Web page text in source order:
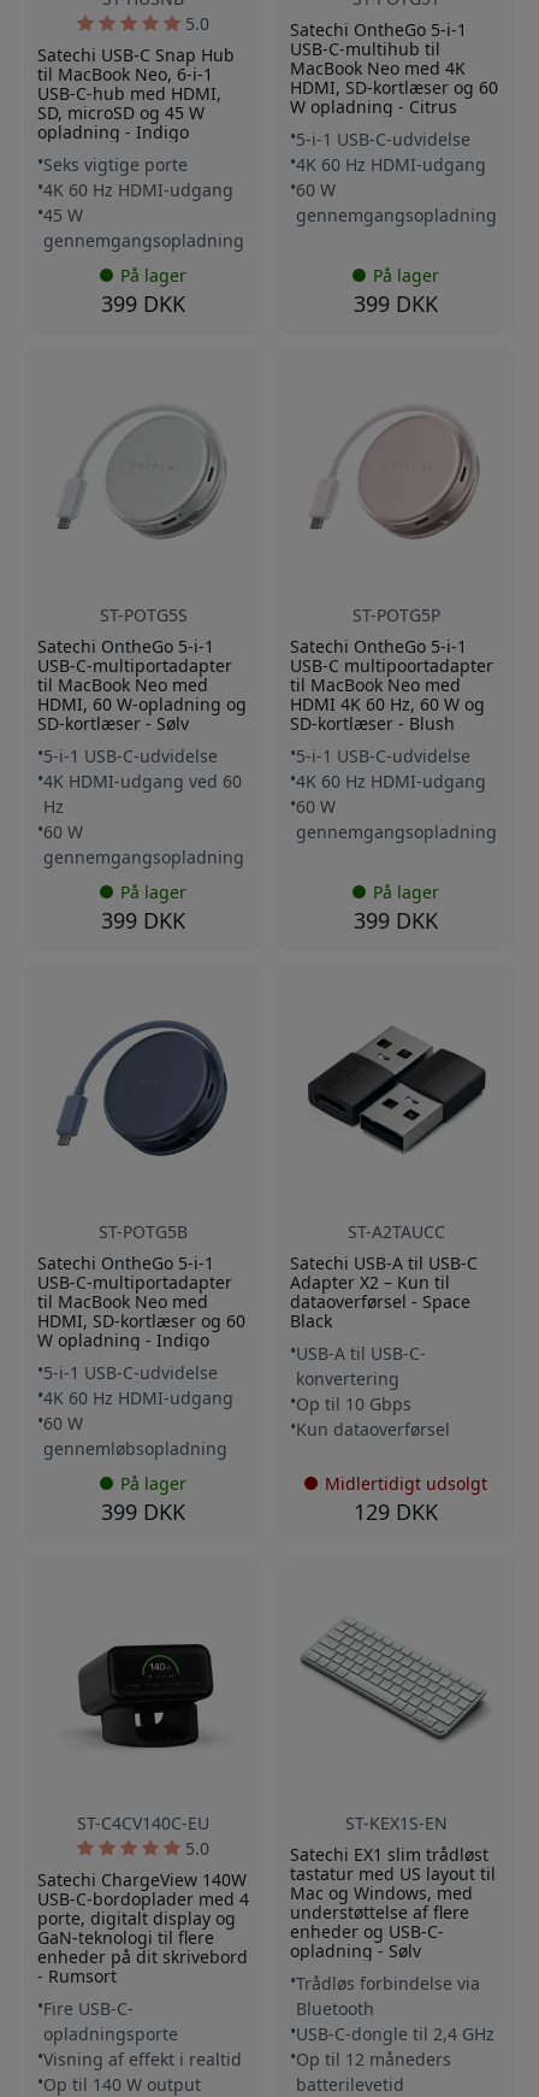
5.0
Satechi USB-C Snap Hub
til MacBook Neo, 6-i-1
USB-C-hub med HDMI,
SD, microSD og 45 W
opladning - Indigo
Seks vigtige porte
4K 60 Hz HDMI-udgang
45 W
gennemgangsopladning
På lager
399 DKK
Satechi OntheGo 5-i-1
USB-C-multihub til
MacBook Neo med 4K
HDMI, SD-kortlæser og 60
W opladning - Citrus
5-i-1 USB-C-udvidelse
4K 60 Hz HDMI-udgang
60 W
gennemgangsopladning
På lager
399 DKK
ST-POTG5S
Satechi OntheGo 5-i-1
USB-C-multiportadapter
til MacBook Neo med
HDMI, 60 W-opladning og
SD-kortlæser - Sølv
5-i-1 USB-C-udvidelse
4K HDMI-udgang ved 60
Hz
60 W
gennemgangsopladning
På lager
399 DKK
ST-POTG5P
Satechi OntheGo 5-i-1
USB-C multipoortadapter
til MacBook Neo med
HDMI 4K 60 Hz, 60 W og
SD-kortlæser - Blush
5-i-1 USB-C-udvidelse
4K 60 Hz HDMI-udgang
60 W
gennemgangsopladning
På lager
399 DKK
ST-POTG5B
Satechi OntheGo 5-i-1
USB-C-multiportadapter
til MacBook Neo med
HDMI, SD-kortlæser og 60
W opladning - Indigo
5-i-1 USB-C-udvidelse
4K 60 Hz HDMI-udgang
60 W
gennemløbsopladning
På lager
399 DKK
ST-A2TAUCC
Satechi USB-A til USB-C
Adapter X2 – Kun til
dataoverførsel - Space
Black
USB-A til USB-C-
konvertering
Op til 10 Gbps
Kun dataoverførsel
Midlertidigt udsolgt
129 DKK
ST-C4CV140C-EU
5.0
Satechi ChargeView 140W
USB-C-bordoplader med 4
porte, digitalt display og
GaN-teknologi til flere
enheder på dit skrivebord
- Rumsort
Fire USB-C-
opladningsporte
Visning af effekt i realtid
Op til 140 W output
ST-KEX1S-EN
Satechi EX1 slim trådløst
tastatur med US layout til
Mac og Windows, med
understøttelse af flere
enheder og USB-C-
opladning - Sølv
Trådløs forbindelse via
Bluetooth
USB-C-dongle til 2,4 GHz
Op til 12 måneders
batterilevetid